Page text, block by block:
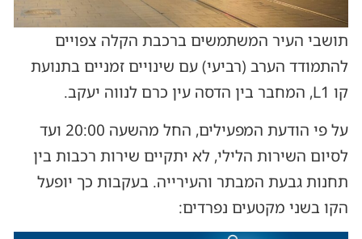
תושבי העיר המשתמשים ברכבת הקלה צפויים
להתמודד הערב (רביעי) עם שינויים זמניים בתנועת
קו L1, המחבר בין הדסה עין כרם לנווה יעקב.
על פי הודעת המפעילים, החל מהשעה 20:00 ועד
לסיום השירות הלילי, לא יתקיים שירות רכבות בין
תחנות גבעת המבתר והעירייה. בעקבות כך יופעל
הקו בשני מקטעים נפרדים: